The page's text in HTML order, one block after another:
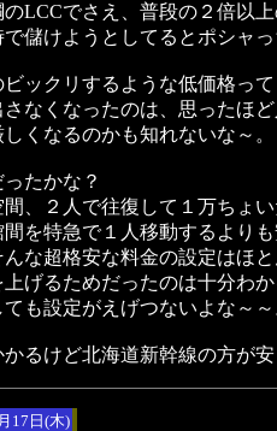
のLCCでさえ、普段の２倍以
で儲けようとしてるとポシャ
ックリするような低価格って
さなくなったのは、思ったほ
くなるのかも知れないな～。
たかな？
間、２人で往復して１万ちょ
間を特急で１人移動するより
んな超格安な料金の設定はほ
上げるためだったのは十分わ
ても設定がえげつないよな～
かるけど北海道新幹線の方が
17日(木)